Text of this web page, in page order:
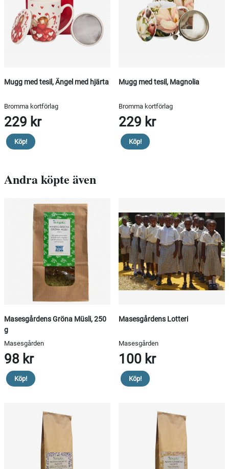
Mugg med tesil, Ängel med hjärta
Bromma kortförlag
229 kr
Köp!
Mugg med tesil, Magnolia
Bromma kortförlag
229 kr
Köp!
Andra köpte även
Masesgårdens Gröna Müsli, 250
g
Masesgården
98 kr
Köp!
Masesgårdens Lotteri
Masesgården
100 kr
Köp!